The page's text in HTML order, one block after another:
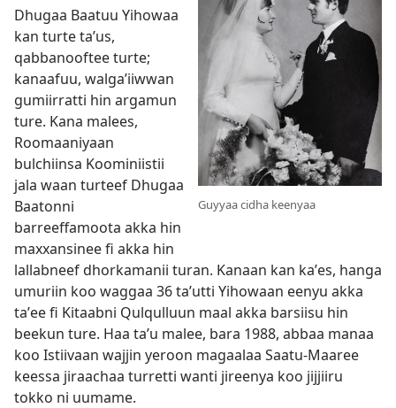
Guyyaa cidha keenyaa
Dhugaa Baatuu Yihowaa
kan turte taʼus,
qabbanooftee turte;
kanaafuu, walgaʼiiwwan
gumiirratti hin argamun
ture. Kana malees,
Roomaaniyaan
bulchiinsa Koominiistii
jala waan turteef Dhugaa
Baatonni
barreeffamoota akka hin
maxxansinee fi akka hin
lallabneef dhorkamanii turan. Kanaan kan kaʼes, hanga
umuriin koo waggaa 36 taʼutti Yihowaan eenyu akka
taʼee fi Kitaabni Qulqulluun maal akka barsiisu hin
beekun ture. Haa taʼu malee, bara 1988, abbaa manaa
koo Istiivaan wajjin yeroon magaalaa Saatu-Maaree
keessa jiraachaa turretti wanti jireenya koo jijjiiru
tokko ni uumame.